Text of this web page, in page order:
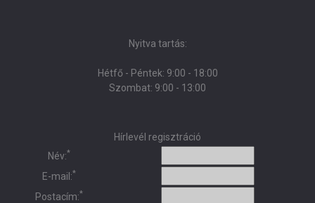
Nyitva tartás:
Hétfő - Péntek: 9:00 - 18:00
Szombat: 9:00 - 13:00
Hírlevél regisztráció
Név:*
E-mail:*
Postacím:*